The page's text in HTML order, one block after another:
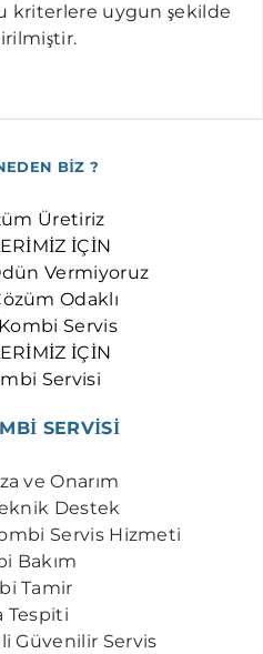
kriterlere uygun şekilde
BİZ ?
Üretiriz
İÇİN
Vermiyoruz
Odaklı
Servis
İÇİN
Servisi
SERVİSİ
ve Onarım
Destek
Servis Hizmeti
Bakım
Tamir
Tespiti
Güvenilir Servis
AUER SERVISI
SERVISI
SERVISI
AUER SERVISI